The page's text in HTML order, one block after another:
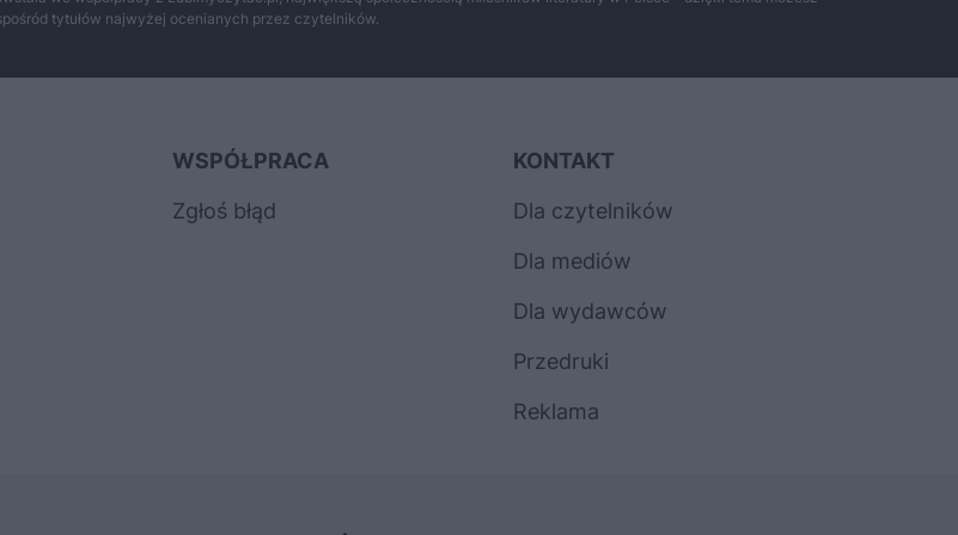
tytułów najwyżej ocenianych przez czytelników.
WSPÓŁPRACA
Zgłoś błąd
KONTAKT
Dla czytelników
Dla mediów
Dla wydawców
Przedruki
Reklama